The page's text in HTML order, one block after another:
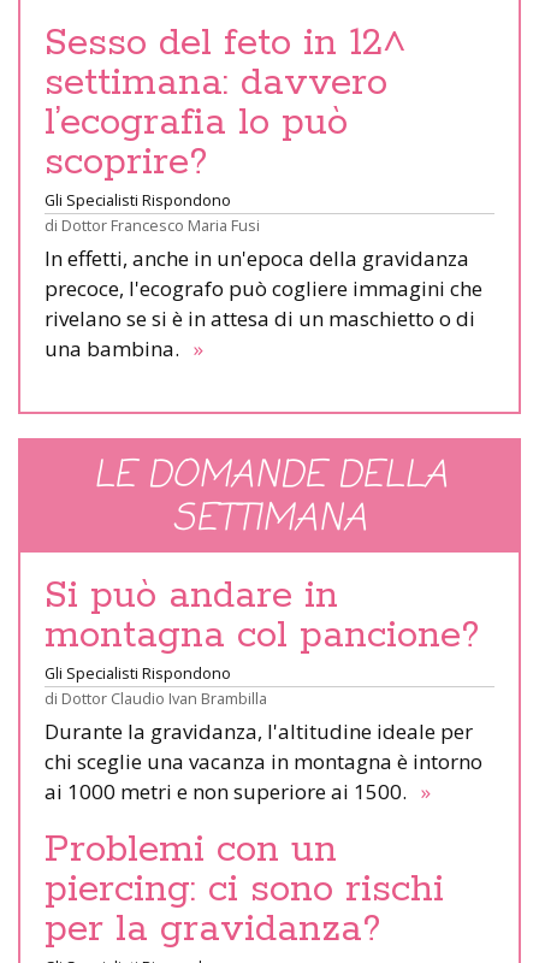
Sesso del feto in 12^
settimana: davvero
l’ecografia lo può
scoprire?
Gli Specialisti Rispondono
di Dottor Francesco Maria Fusi
In effetti, anche in un'epoca della gravidanza
precoce, l'ecografo può cogliere immagini che
rivelano se si è in attesa di un maschietto o di
una bambina. »
LE DOMANDE DELLA
SETTIMANA
Si può andare in
montagna col pancione?
Gli Specialisti Rispondono
di Dottor Claudio Ivan Brambilla
Durante la gravidanza, l'altitudine ideale per
chi sceglie una vacanza in montagna è intorno
ai 1000 metri e non superiore ai 1500. »
Problemi con un
piercing: ci sono rischi
per la gravidanza?